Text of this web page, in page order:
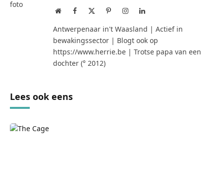
WebsiteFacebook PinterestInstagramLinkedIn
Antwerpenaar in't Waasland | Actief in
bewakingssector | Blogt ook op
https://www.herrie.be | Trotse papa van een
dochter (° 2012)
Lees ook eens